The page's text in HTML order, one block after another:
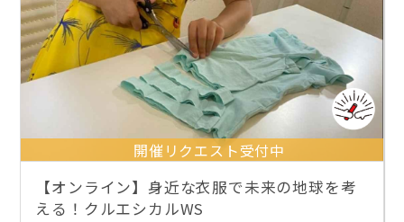
開催リクエスト受付中
【オンライン】身近な衣服で未来の地球を考
える！クルエシカルWS